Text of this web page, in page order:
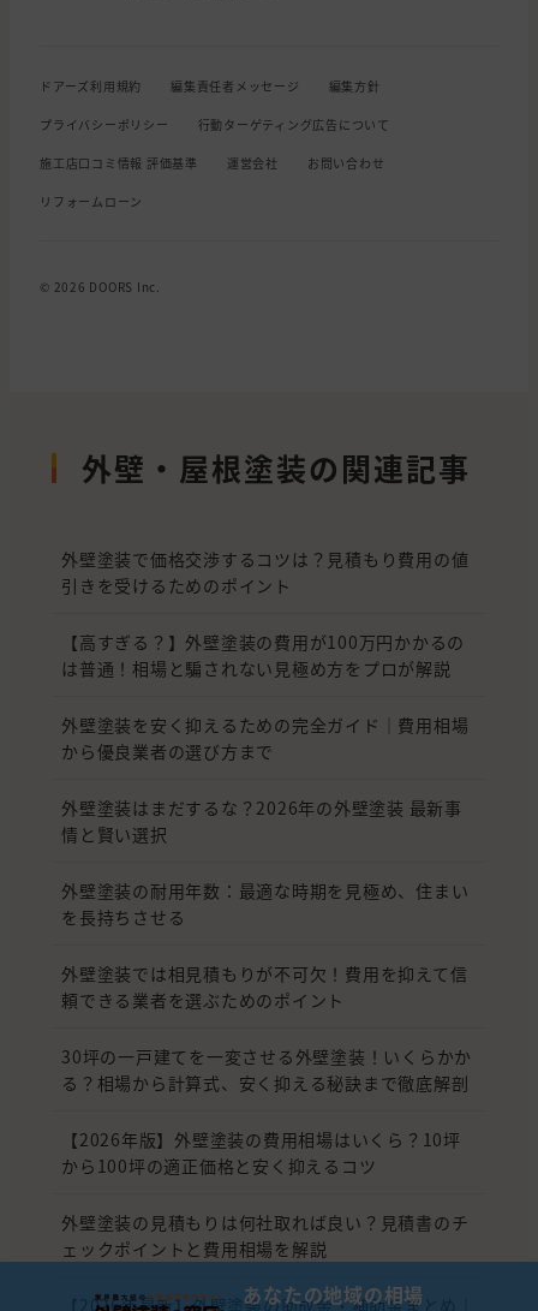
ドアーズ利用規約 編集責任者メッセージ 編集方針
プライバシーポリシー 行動ターゲティング広告について
施工店口コミ情報 評価基準 運営会社 お問い合わせ
リフォームローン
© 2026 DOORS Inc.
外壁・屋根塗装の関連記事
外壁塗装で価格交渉するコツは？見積もり費用の値
引きを受けるためのポイント
【高すぎる？】外壁塗装の費用が100万円かかるの
は普通！相場と騙されない見極め方をプロが解説
外壁塗装を安く抑えるための完全ガイド｜費用相場
から優良業者の選び方まで
外壁塗装はまだするな？2026年の外壁塗装 最新事
情と賢い選択
外壁塗装の耐用年数：最適な時期を見極め、住まい
を長持ちさせる
外壁塗装では相見積もりが不可欠！費用を抑えて信
頼できる業者を選ぶためのポイント
30坪の一戸建てを一変させる外壁塗装！いくらかか
る？相場から計算式、安く抑える秘訣まで徹底解剖
【2026年版】外壁塗装の費用相場はいくら？10坪
から100坪の適正価格と安く抑えるコツ
外壁塗装の見積もりは何社取れば良い？見積書のチ
ェックポイントと費用相場を解説
【2026年最新】外壁塗装の助成金・補助金まとめ｜
あなたの地域の相場